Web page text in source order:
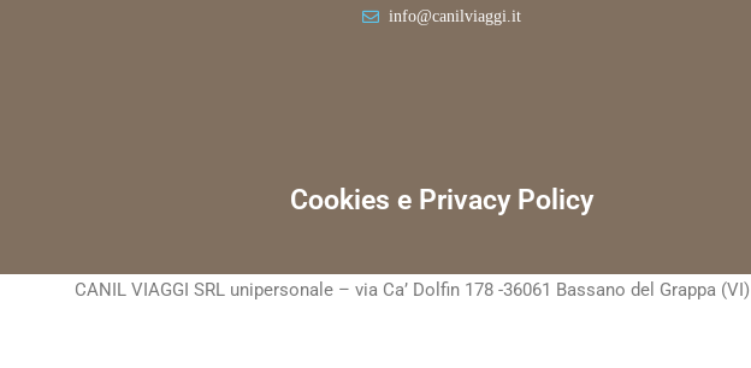
info@canilviaggi.it
Cookies e Privacy Policy
CANIL VIAGGI SRL unipersonale – via Ca’ Dolfin 178 -36061 Bassano del Grappa